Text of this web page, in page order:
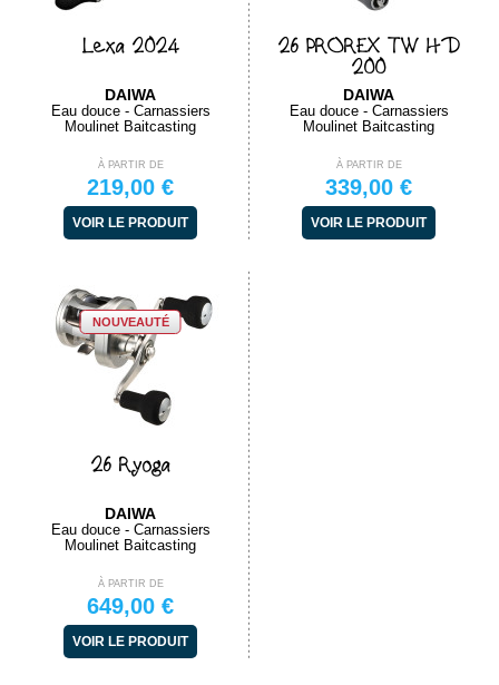
Lexa 2024
DAIWA
Eau douce - Carnassiers
Moulinet Baitcasting
À PARTIR DE
219,00 €
VOIR LE PRODUIT
26 PROREX TW HD
200
DAIWA
Eau douce - Carnassiers
Moulinet Baitcasting
À PARTIR DE
339,00 €
VOIR LE PRODUIT
NOUVEAUTÉ
26 Ryoga
DAIWA
Eau douce - Carnassiers
Moulinet Baitcasting
À PARTIR DE
649,00 €
VOIR LE PRODUIT